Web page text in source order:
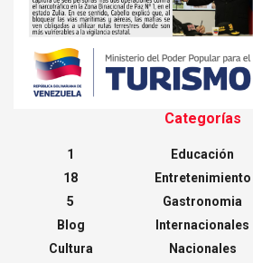
Categorías
1
18
5
Blog
Cultura
Educación
Entretenimiento
Gastronomia
Internacionales
Nacionales